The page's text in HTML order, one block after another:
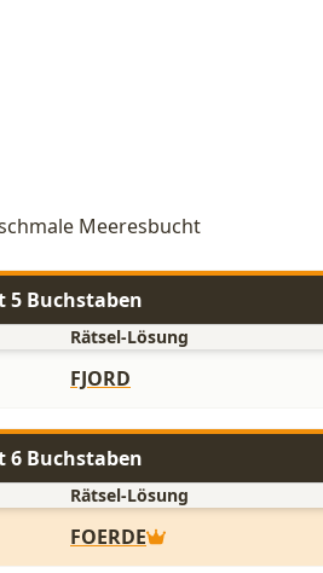
Meeresbucht
5 Buchstaben
Rätsel-Lösung
FJORD
6 Buchstaben
Rätsel-Lösung
FOERDE